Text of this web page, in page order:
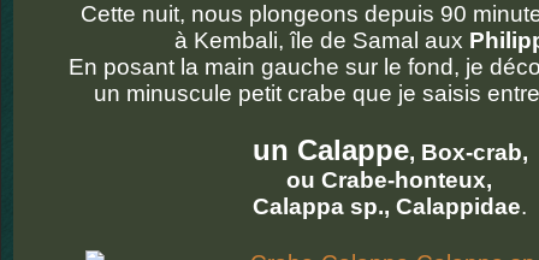
Cette nuit, nous plongeons depuis 90
à Kembali, île de Samal aux
En posant la main gauche sur le fond, je
un minuscule petit crabe que je saisis
un Calappe, Box-crab,
ou Crabe-honteux,
Calappa sp., Calappidae.